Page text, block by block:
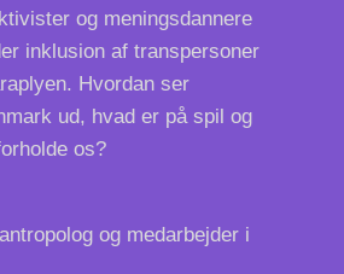
og meningsdannere
inklusion af transpersoner
Hvordan ser
ud, hvad er på spil og
os?
og medarbejder i